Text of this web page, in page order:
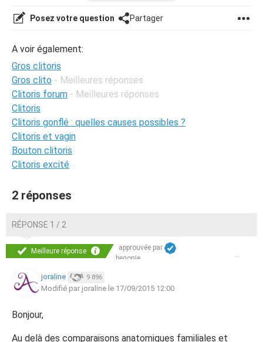
Posez votre question Partager
A voir également:
Gros clitoris
Gros clito - Meilleures réponses
Clitoris forum - Meilleures réponses
Clitoris
Clitoris gonflé : quelles causes possibles ?
Clitoris et vagin
Bouton clitoris
Clitoris excité
2 réponses
RÉPONSE 1 / 2
Meilleure réponse
approuvée par
begonie
joraline 9 896
Modifié par joraline le 17/09/2015 12:00
Bonjour,
Au delà des comparaisons anatomiques familiales et